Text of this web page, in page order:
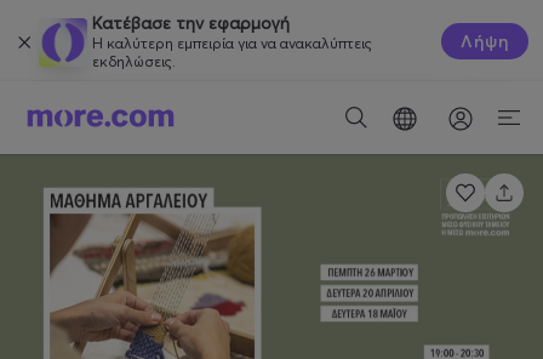
Κατέβασε την εφαρμογή
Η καλύτερη εμπειρία για να ανακαλύπτεις
εκδηλώσεις.
Λήψη